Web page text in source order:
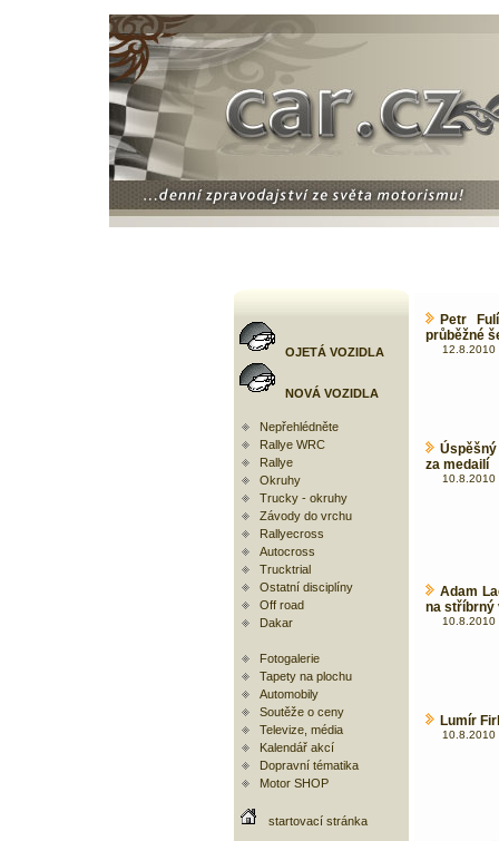
OJETÁ VOZIDLA
NOVÁ VOZIDLA
Nepřehlédněte
Rallye WRC
Rallye
Okruhy
Trucky - okruhy
Závody do vrchu
Rallyecross
Autocross
Trucktrial
Ostatní disciplíny
Off road
Dakar
Fotogalerie
Tapety na plochu
Automobily
Soutěže o ceny
Televize, média
Kalendář akcí
Dopravní tématika
Motor SHOP
startovací stránka
Petr
průběžné
12.8.2010
za medailí
10.8.2010
Adam
na stříbrný
10.8.2010
Lumír
10.8.2010